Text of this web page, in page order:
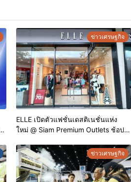
ข่าวเศรษฐกิจ
ELLE เปิดตัวแฟชั่นเดสติเนชั่นแห่ง
ใหม่ @ Siam Premium Outlets ช้อป
สูงสุด 70%
ข่าวเศรษฐกิจ